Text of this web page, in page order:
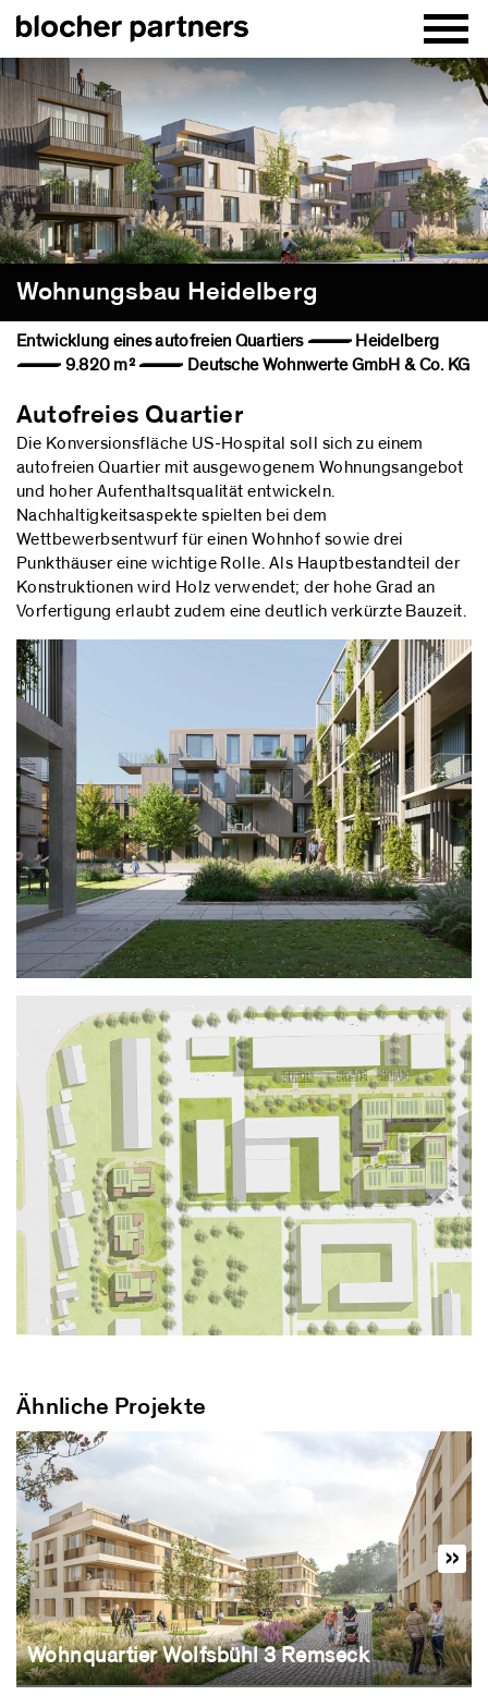
Wohnungsbau Heidelberg
Entwicklung eines autofreien Quartiers — Heidelberg
— 9.820 m² — Deutsche Wohnwerte GmbH & Co. KG
Autofreies Quartier
Die Konversionsfläche US-Hospital soll sich zu einem
autofreien Quartier mit ausgewogenem Wohnungsangebot
und hoher Aufenthaltsqualität entwickeln.
Nachhaltigkeitsaspekte spielten bei dem
Wettbewerbsentwurf für einen Wohnhof sowie drei
Punkthäuser eine wichtige Rolle. Als Hauptbestandteil der
Konstruktionen wird Holz verwendet; der hohe Grad an
Vorfertigung erlaubt zudem eine deutlich verkürzte Bauzeit.
Ähnliche Projekte
Wohnquartier Wolfsbühl 3 Remseck